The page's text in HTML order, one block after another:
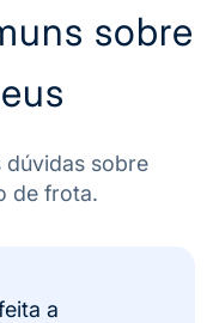
sobre
dúvidas sobre
de frota.
a